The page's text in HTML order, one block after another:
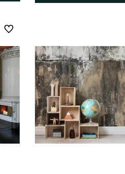
Do ulubionych